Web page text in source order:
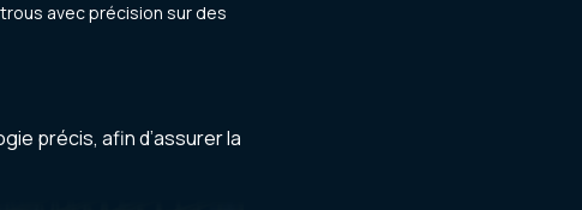
avec précision sur des
précis, afin d’assurer la